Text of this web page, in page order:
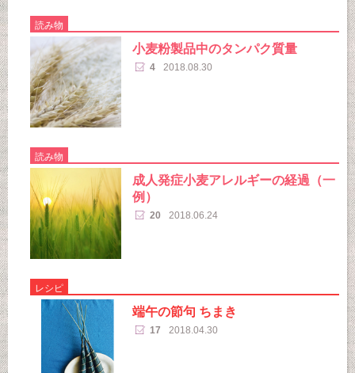
読み物
小麦粉製品中のタンパク質量
4 2018.08.30
読み物
成人発症小麦アレルギーの経過（一
例）
20 2018.06.24
レシピ
端午の節句 ちまき
17 2018.04.30